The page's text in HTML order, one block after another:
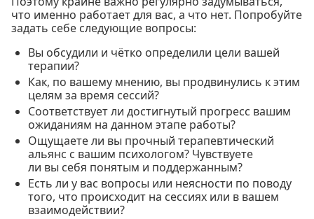
что именно работает для вас, а что нет. Попробуйте
задать себе следующие вопросы:
Вы обсудили и чётко определили цели вашей
терапии?
Как, по вашему мнению, вы продвинулись к этим
целям за время сессий?
Соответствует ли достигнутый прогресс вашим
ожиданиям на данном этапе работы?
Ощущаете ли вы прочный терапевтический
альянс с вашим психологом? Чувствуете
ли вы себя понятым и поддержанным?
Есть ли у вас вопросы или неясности по поводу
того, что происходит на сессиях или в вашем
взаимодействии?